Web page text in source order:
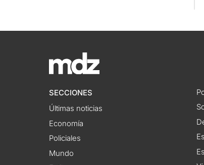
SECCIONES
Últimas noticias
Economía
Policiales
Mundo